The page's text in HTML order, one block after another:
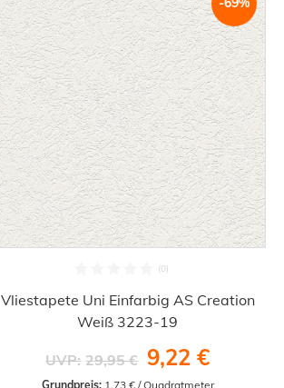
Vliestapete Uni Einfarbig AS Creation
Weiß 3223-19
UVP: 29,95 € 9,22 €
Grundpreis: 1,73 € / Quadratmeter